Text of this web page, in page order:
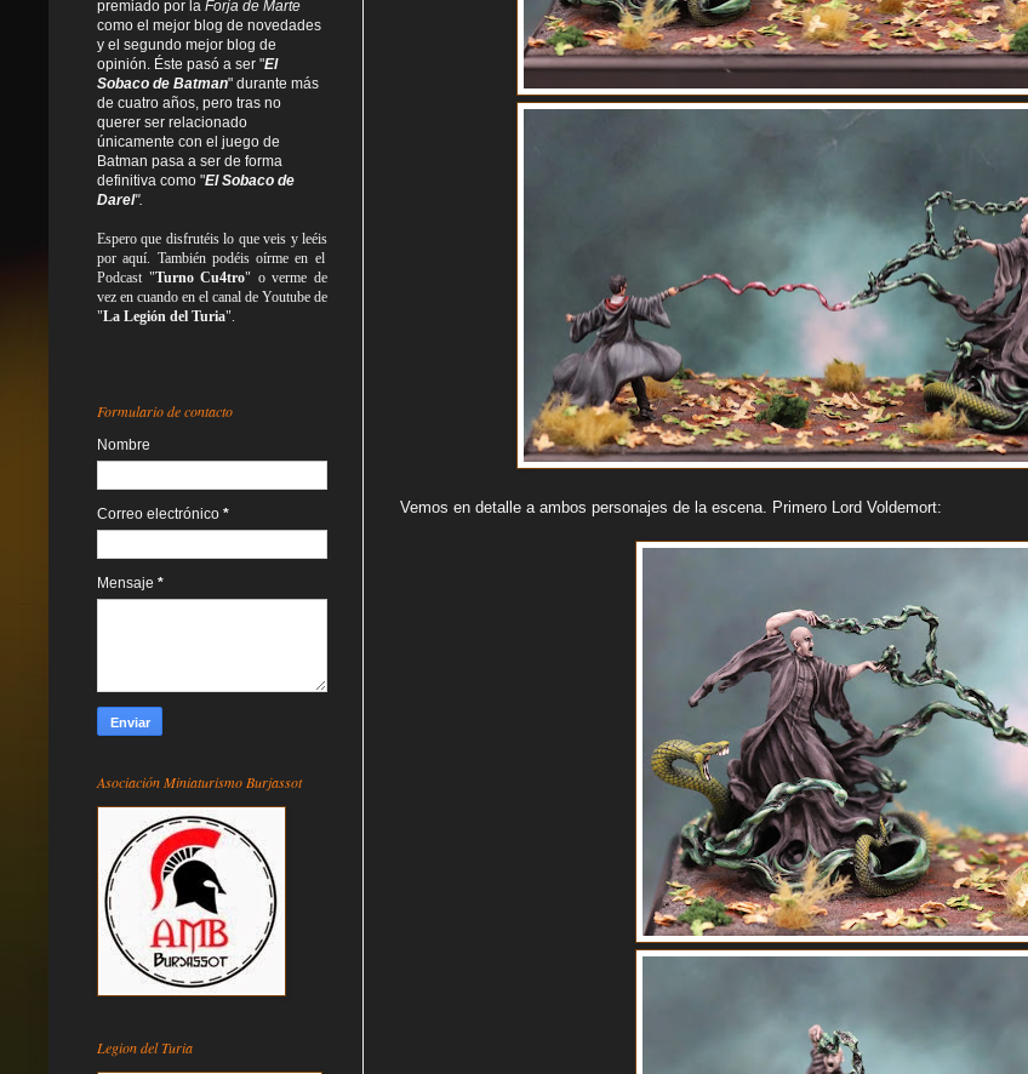
Vemos en detalle a ambos personajes de la escena. Primero Lord Voldemort:
premiado por la Forja de Marte
como el mejor blog de novedades
y el segundo mejor blog de
opinión. Éste pasó a ser "El
Sobaco de Batman" durante más
de cuatro años, pero tras no
querer ser relacionado
únicamente con el juego de
Batman pasa a ser de forma
definitiva como "El Sobaco de
Darel".
Espero que disfrutéis lo queveis yleéis
por aquí. También podéis oírme en el
Podcast "Turno Cu4tro" o verme de
vez en cuando en el canal de Youtube de
"La Legión del Turia".
Formulario de contacto
Nombre
Correo electrónico *
Mensaje *
Asociación Miniaturismo Burjassot
Legion del Turia